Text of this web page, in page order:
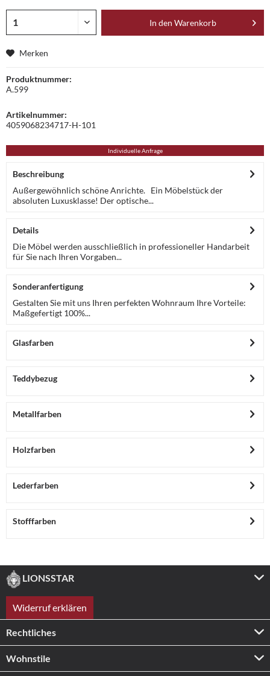
In den Warenkorb
Merken
Produktnummer:
A.599
Artikelnummer:
4059068234717-H-101
Individuelle Anfrage
Beschreibung
Außergewöhnlich schöne Anrichte. Ein Möbelstück der
absoluten Luxusklasse! Der optische...
Details
Die Möbel werden ausschließlich in professioneller Handarbeit
für Sie nach Ihren Vorgaben...
Sonderanfertigung
Gestalten Sie mit uns Ihren perfekten Wohnraum Ihre Vorteile:
Maßgefertigt 100%...
Glasfarben
Teddybezug
Metallfarben
Holzfarben
Lederfarben
Stofffarben
LIONSSTAR
Widerruf erklären
Rechtliches
Wohnstile